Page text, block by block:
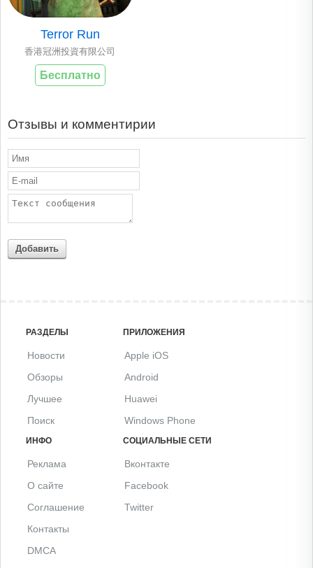
Terror Run
香港冠洲投資有限公司
Бесплатно
Отзывы и комментирии
Добавить
РАЗДЕЛЫ
Новости
Обзоры
Лучшее
Поиск
ПРИЛОЖЕНИЯ
Apple iOS
Android
Huawei
Windows Phone
ИНФО
Реклама
О сайте
Соглашение
Контакты
DMCA
СОЦИАЛЬНЫЕ СЕТИ
Вконтакте
Facebook
Twitter